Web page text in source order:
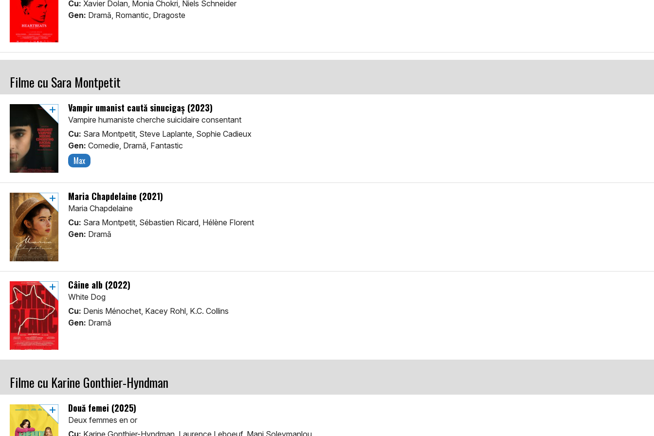
Cu: Xavier Dolan, Monia Chokri, Niels Schneider
Gen: Dramă, Romantic, Dragoste
Filme cu Sara Montpetit
Vampir umanist caută sinucigaș (2023)
Vampire humaniste cherche suicidaire consentant
Cu: Sara Montpetit, Steve Laplante, Sophie Cadieux
Gen: Comedie, Dramă, Fantastic
Max
Maria Chapdelaine (2021)
Maria Chapdelaine
Cu: Sara Montpetit, Sébastien Ricard, Hélène Florent
Gen: Dramă
Câine alb (2022)
White Dog
Cu: Denis Ménochet, Kacey Rohl, K.C. Collins
Gen: Dramă
Filme cu Karine Gonthier-Hyndman
Două femei (2025)
Deux femmes en or